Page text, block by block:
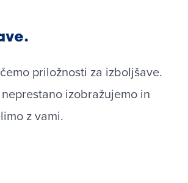
priložnosti za izboljšave.
izobražujemo in
z vami.